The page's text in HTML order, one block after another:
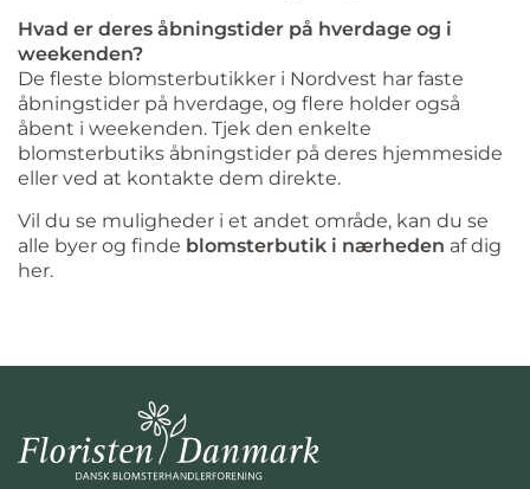
Hvad er deres åbningstider på hverdage og i
weekenden?
De fleste blomsterbutikker i Nordvest har faste
åbningstider på hverdage, og flere holder også
åbent i weekenden. Tjek den enkelte
blomsterbutiks åbningstider på deres hjemmeside
eller ved at kontakte dem direkte.
Vil du se muligheder i et andet område, kan du se
alle byer og finde blomsterbutik i nærheden af dig
her.